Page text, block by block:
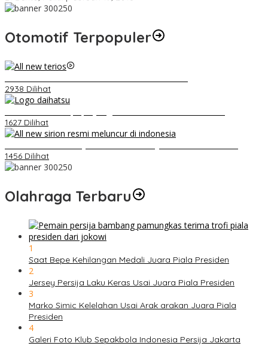
Otomotif Terpopuler
2938 Dilihat
1627 Dilihat
1456 Dilihat
Olahraga Terbaru
1
Saat Bepe Kehilangan Medali Juara Piala Presiden
2
Jersey Persija Laku Keras Usai Juara Piala Presiden
3
Marko Simic Kelelahan Usai Arak arakan Juara Piala
Presiden
4
Galeri Foto Klub Sepakbola Indonesia Persija Jakarta